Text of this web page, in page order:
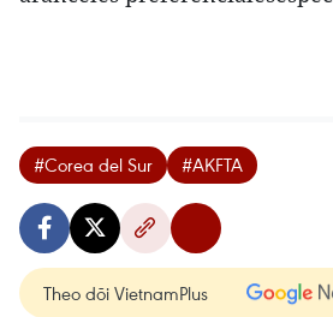
#Corea del Sur #AKFTA
Theo dõi VietnamPlus